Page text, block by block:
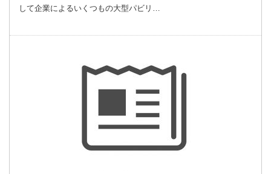
して企業によるいくつもの大型パビリ…